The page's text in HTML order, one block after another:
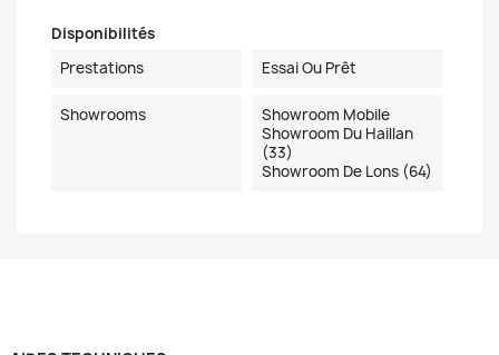
Disponibilités
Prestations
Essai Ou Prêt
Showrooms
Showroom Mobile
Showroom Du Haillan
(33)
Showroom De Lons (64)